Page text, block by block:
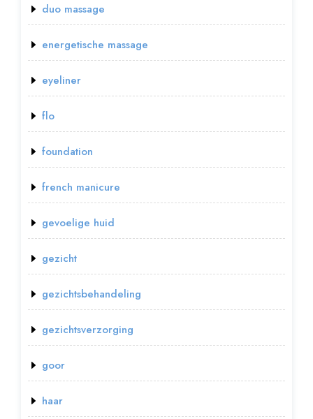
duo massage
energetische massage
eyeliner
flo
foundation
french manicure
gevoelige huid
gezicht
gezichtsbehandeling
gezichtsverzorging
goor
haar